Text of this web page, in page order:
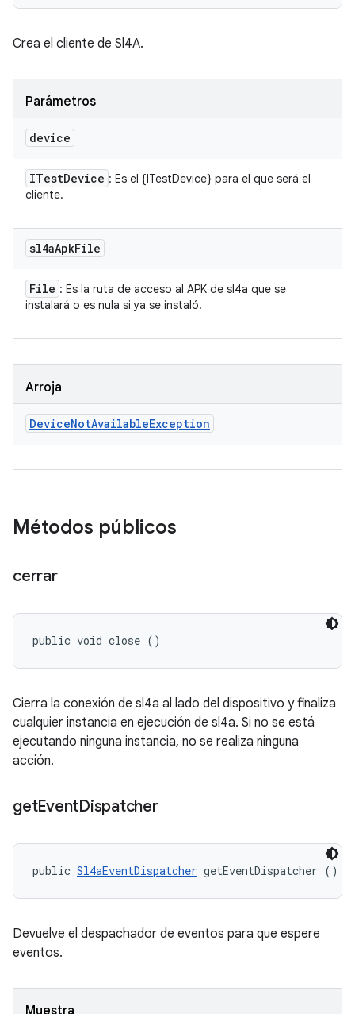
Crea el cliente de Sl4A.
Parámetros
device
ITestDevice : Es el {ITestDevice} para el que será el
cliente.
sl4aApkFile
File : Es la ruta de acceso al APK de sl4a que se
instalará o es nula si ya se instaló.
Arroja
DeviceNotAvailableException
Métodos públicos
cerrar
public void close ()
Cierra la conexión de sl4a al lado del dispositivo y finaliza
cualquier instancia en ejecución de sl4a. Si no se está
ejecutando ninguna instancia, no se realiza ninguna
acción.
getEventDispatcher
public Sl4aEventDispatcher getEventDispatcher ()
Devuelve el despachador de eventos para que espere
eventos.
Muestra